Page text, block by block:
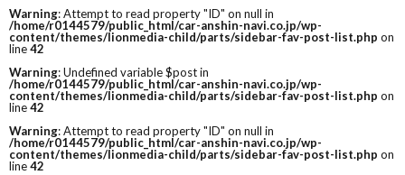
Warning: Attempt to read property "ID" on null in
/home/r0144579/public_html/car-anshin-navi.co.jp/wp-
content/themes/lionmedia-child/parts/sidebar-fav-post-list.php on
line42
Warning: Undefined variable $post in
/home/r0144579/public_html/car-anshin-navi.co.jp/wp-
content/themes/lionmedia-child/parts/sidebar-fav-post-list.php on
line42
Warning: Attempt to read property "ID" on null in
/home/r0144579/public_html/car-anshin-navi.co.jp/wp-
content/themes/lionmedia-child/parts/sidebar-fav-post-list.php on
line42